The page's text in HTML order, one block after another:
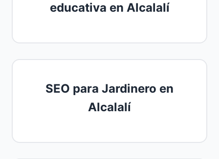
educativa en Alcalalí
SEO para Jardinero en
Alcalalí